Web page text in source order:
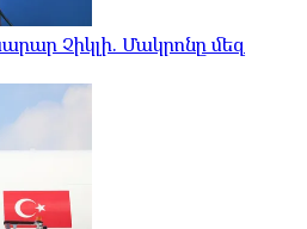
Չիկլի. Մակրոնը մեզ